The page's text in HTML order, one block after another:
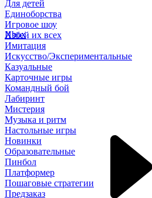
Xbox
Для детей
Единоборства
Игровое шоу
Избей их всех
Имитация
Искусство/Экспериментальные
Казуальные
Карточные игры
Командный бой
Лабиринт
Мистерия
Музыка и ритм
Настольные игры
Новинки
Образовательные
Пинбол
Платформер
Пошаговые стратегии
Предзаказ